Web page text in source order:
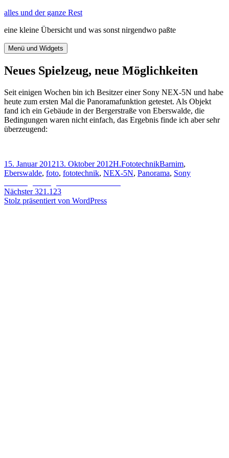
Zum
springen
alles und der ganze Rest
eine kleine Übersicht und was sonst nirgendwo paßte
Menü und Widgets
Neues Spielzeug, neue Möglichkeiten
Seit einigen Wochen bin ich Besitzer einer Sony NEX-5N und habe
heute zum ersten Mal die Panoramafunktion getestet. Als Objekt
fand ich ein Gebäude in der Bergerstraße von Eberswalde, die
Bedingungen waren nicht einfach, das Ergebnis finde ich aber sehr
überzeugend:
Veröffentlicht
am
15. Januar 201213. Oktober 2012Autor
H.Kategorien
FototechnikSchlagwörter
Barnim,
Eberswalde, foto, fototechnik, NEX-5N, Panorama, Sony
Beitragsnavigation
Beitrag:
Nächster Nächster
Beitrag:
321.123
Stolz präsentiert von WordPress